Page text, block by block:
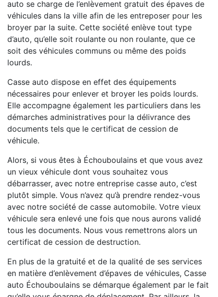
auto se charge de l’enlèvement gratuit des épaves de
véhicules dans la ville afin de les entreposer pour les
broyer par la suite. Cette société enlève tout type
d’auto, qu’elle soit roulante ou non roulante, que ce
soit des véhicules communs ou même des poids
lourds.
Casse auto dispose en effet des équipements
nécessaires pour enlever et broyer les poids lourds.
Elle accompagne également les particuliers dans les
démarches administratives pour la délivrance des
documents tels que le certificat de cession de
véhicule.
Alors, si vous êtes à Échouboulains et que vous avez
un vieux véhicule dont vous souhaitez vous
débarrasser, avec notre entreprise casse auto, c’est
plutôt simple. Vous n’avez qu’à prendre rendez-vous
avec notre société de casse automobile. Votre vieux
véhicule sera enlevé une fois que nous aurons validé
tous les documents. Nous vous remettrons alors un
certificat de cession de destruction.
En plus de la gratuité et de la qualité de ses services
en matière d’enlèvement d’épaves de véhicules, Casse
auto Échouboulains se démarque également par le fait